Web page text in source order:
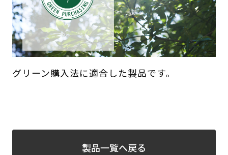
グリーン購入法に適合した製品です。
製品一覧へ戻る